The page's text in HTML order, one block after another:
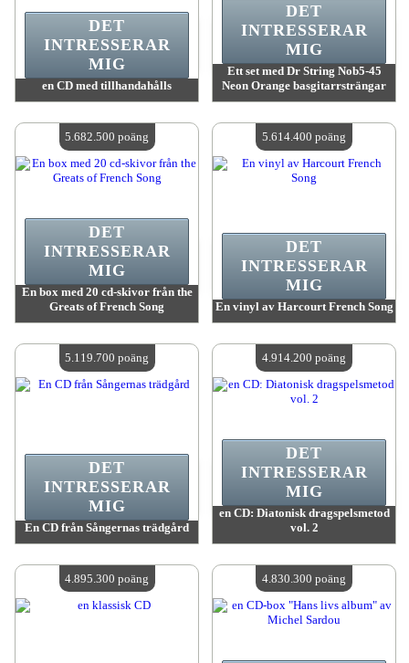
en CD med tillhandahålls
Antal tillgängliga:4
DET
INTRESSERAR
MIG
Ett set med Dr String Nob5-45
Neon Orange basgitarrsträngar
Antal tillgängliga:4
DET
INTRESSERAR
MIG
En box med 20 cd-skivor från the
Greats of French Song
Antal tillgängliga:4
DET
INTRESSERAR
MIG
5.682.500 poäng
En vinyl av Harcourt French Song
Antal tillgängliga:4
DET
INTRESSERAR
MIG
5.614.400 poäng
En CD från Sångernas trädgård
Antal tillgängliga:4
DET
INTRESSERAR
MIG
5.119.700 poäng
en CD: Diatonisk dragspelsmetod
vol. 2
Antal tillgängliga:4
DET
INTRESSERAR
MIG
4.914.200 poäng
4.895.300 poäng 4.830.300 poäng